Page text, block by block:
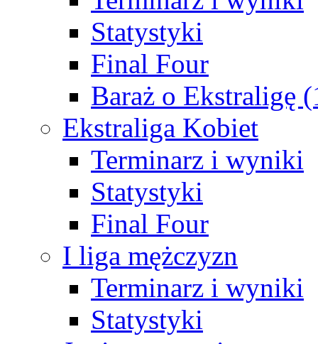
Statystyki
Final Four
Baraż o Ekstraligę
Ekstraliga Kobiet
Terminarz i wyniki
Statystyki
Final Four
I liga mężczyzn
Terminarz i wyniki
Statystyki